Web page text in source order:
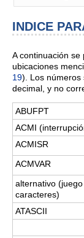
INDICE
A continuación
ubicaciones
19). Los números
decimal, y no
ABUFPT
ACMI
ACMISR
ACMVAR
alternativo
caracteres)
ATASCII